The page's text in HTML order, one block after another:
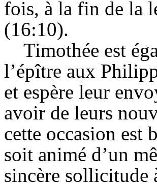
fois, à la fin de la
(16:10).
Timothée est
l’épître aux
et espère leur
avoir de leurs
cette occasion est
soit animé d’un
sincère sollicitude